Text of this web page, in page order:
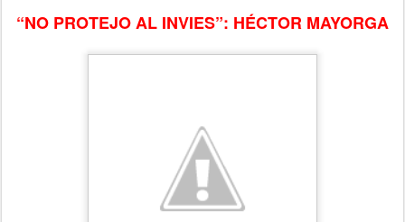
“NO PROTEJO AL INVIES”: HÉCTOR MAYORGA